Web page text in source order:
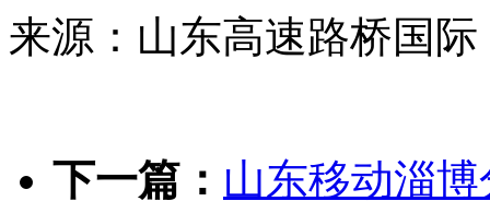
来源：山东高速路桥国际
下一篇： 山东移动淄